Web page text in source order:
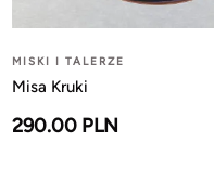
MISKI I TALERZE
Misa Kruki
290.00 PLN